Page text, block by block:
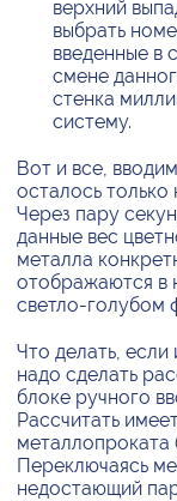
верхний
выбрать
введенные в
смене
стенка
систему.
Вот и все,
осталось только
Через пару
данные вес
металла
отображаются в
светло-голубом
Что делать, если
надо сделать
блоке ручного
Рассчитать
металлопроката
Переключаясь
недостающий